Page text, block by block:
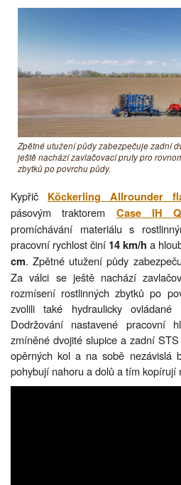
Zpětné utužení půdy zabezpečuje zadní
ještě nachází zavlačovací pruty pro
zbytků po povrchu půdy.
Kypřič Köckerling Allrounder
pásovým traktorem Case IH
promíchávání materiálu s
pracovní rychlost činí14 km/h a
cm. Zpětné utužení půdy
Za válci se ještě nachází
rozmísení rostlinných zbytků po
zvolili také hydraulicky
Dodržování nastavené pracovní
zmíněné dvojité slupice a zadní
opěrných kol a na sobě nezávislá
pohybují nahoru a dolů a tím kopírují